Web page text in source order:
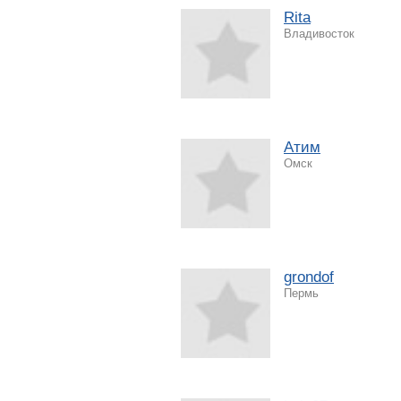
Rita
Владивосток
Атим
Омск
grondof
Пермь